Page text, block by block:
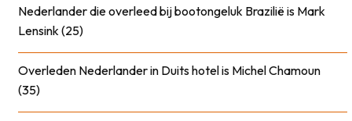
Nederlander die overleed bij bootongeluk Brazilië is Mark
Lensink (25)
Overleden Nederlander in Duits hotel is Michel Chamoun
(35)